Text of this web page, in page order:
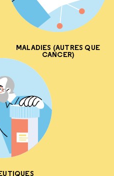
MALADIES (AUTRES QUE
CANCER)